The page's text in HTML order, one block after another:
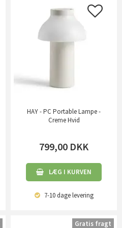
HAY - PC Portable Lampe -
Creme Hvid
799,00 DKK
LÆG I KURVEN
7-10 dagelevering
Gratis fragt